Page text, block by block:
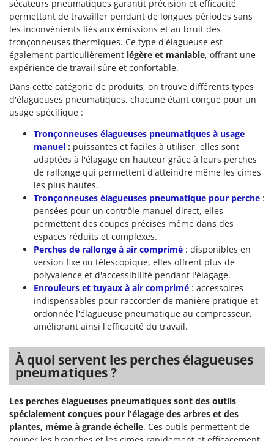
sécateurs pneumatiques garantit précision et efficacité,
permettant de travailler pendant de longues périodes sans
les inconvénients liés aux émissions et au bruit des
tronçonneuses thermiques. Ce type d'élagueuse est
également particulièrement légère et maniable, offrant une
expérience de travail sûre et confortable.
Dans cette catégorie de produits, on trouve différents types
d'élagueuses pneumatiques, chacune étant conçue pour un
usage spécifique :
Tronçonneuses élagueuses pneumatiques à usage
manuel : puissantes et faciles à utiliser, elles sont
adaptées à l'élagage en hauteur grâce à leurs perches
de rallonge qui permettent d'atteindre même les cimes
les plus hautes.
Tronçonneuses élagueuses pneumatique pour perche :
pensées pour un contrôle manuel direct, elles
permettent des coupes précises même dans des
espaces réduits et complexes.
Perches de rallonge à air comprimé : disponibles en
version fixe ou télescopique, elles offrent plus de
polyvalence et d'accessibilité pendant l'élagage.
Enrouleurs et tuyaux à air comprimé : accessoires
indispensables pour raccorder de manière pratique et
ordonnée l'élagueuse pneumatique au compresseur,
améliorant ainsi l'efficacité du travail.
À quoi servent les perches élagueuses
pneumatiques ?
Les perches élagueuses pneumatiques sont des outils
spécialement conçues pour l'élagage des arbres et des
plantes, même à grande échelle. Ces outils permettent de